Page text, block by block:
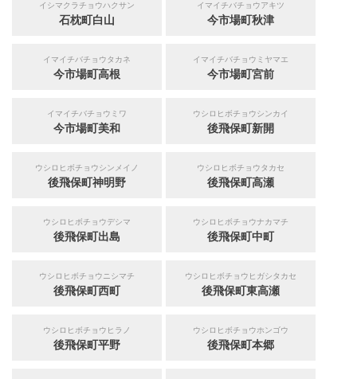
イシマクラチョウハクサン
石枕町白山
イマイチバチョウアキツ
今市場町秋津
イマイチバチョウタカネ
今市場町高根
イマイチバチョウミヤマエ
今市場町宮前
イマイチバチョウミワ
今市場町美和
ウシロヒボチョウシンカイ
後飛保町新開
ウシロヒボチョウシンメイノ
後飛保町神明野
ウシロヒボチョウタカセ
後飛保町高瀬
ウシロヒボチョウデシマ
後飛保町出島
ウシロヒボチョウナカマチ
後飛保町中町
ウシロヒボチョウニシマチ
後飛保町西町
ウシロヒボチョウヒガシタカセ
後飛保町東高瀬
ウシロヒボチョウヒラノ
後飛保町平野
ウシロヒボチョウホンゴウ
後飛保町本郷